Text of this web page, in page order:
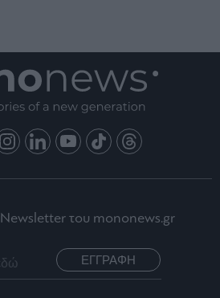
Newsletter του mononews.gr
ΕΓΓΡΑΦΗ